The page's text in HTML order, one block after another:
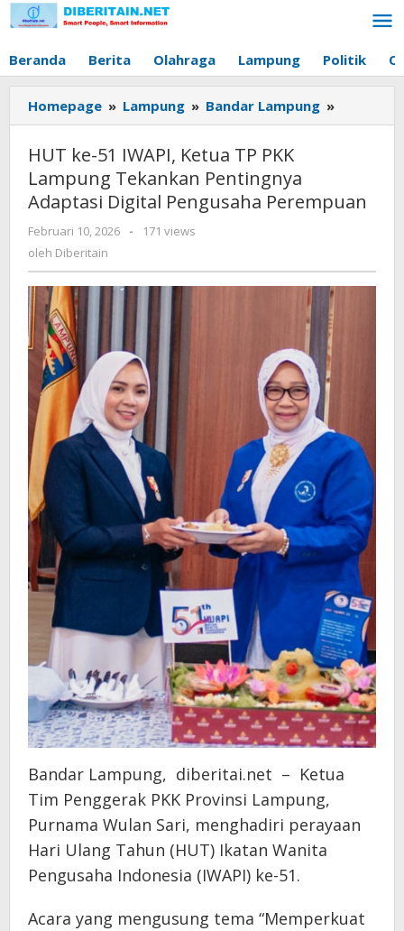
Lewati
ke
Beranda Berita Olahraga Lampung Politik
Homepage » Lampung » Bandar Lampung »
ke-
TP
HUT ke-51 IWAPI, Ketua TP PKK
Lampung Tekankan Pentingnya
Adaptasi Digital Pengusaha Perempuan
Februari 10, 2026
oleh
-
171 views
oleh Diberitain
Bandar Lampung, diberitai.net – Ketua
Tim Penggerak PKK Provinsi Lampung,
Purnama Wulan Sari, menghadiri perayaan
Hari Ulang Tahun (HUT) Ikatan Wanita
Pengusaha Indonesia (IWAPI) ke-51.
Acara yang mengusung tema “Memperkuat